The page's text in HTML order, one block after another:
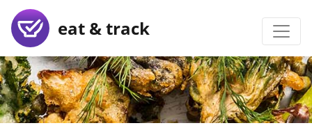
eat & track